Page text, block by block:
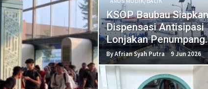
KSOP Baubau Siapkan
Dispensasi Antisipasi
Lonjakan Penumpang
Liburan
By Afrian Syah Putra 9 Jun 2026